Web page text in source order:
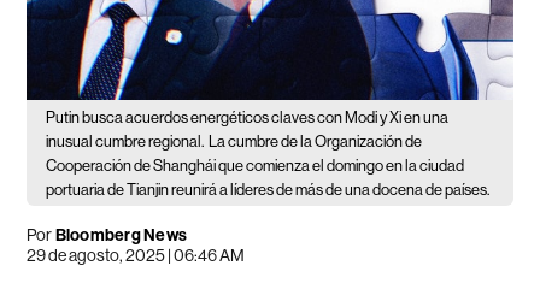
Putin busca acuerdos energéticos claves con Modi y Xi en una
inusual cumbre regional. La cumbre de la Organización de
Cooperación de Shanghái que comienza el domingo en la ciudad
portuaria de Tianjin reunirá a líderes de más de una docena de países.
PorBloomberg News
29 de agosto, 2025 | 06:46 AM